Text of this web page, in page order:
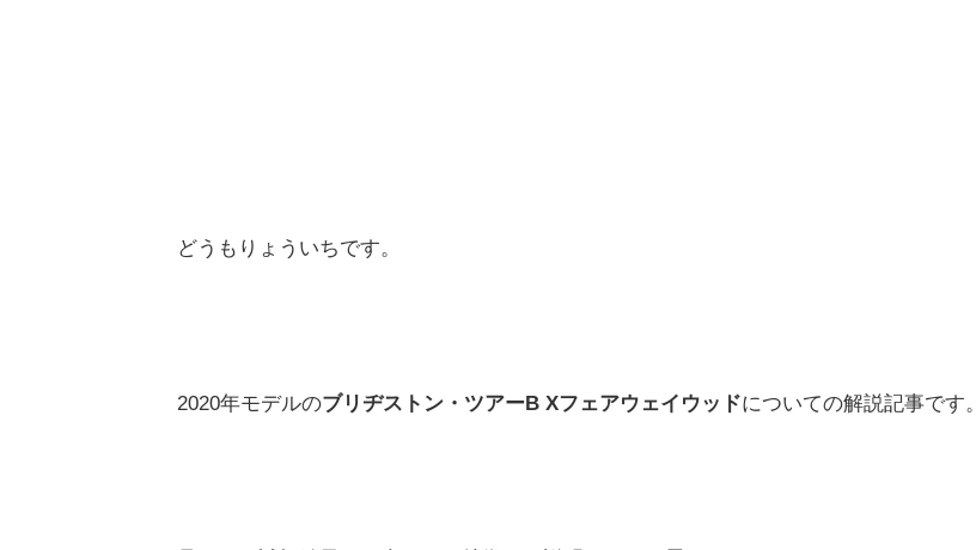
どうもりょういちです。
2020年モデルのブリヂストン・ツアーB Xフェアウェイウッドについての解説記事です。